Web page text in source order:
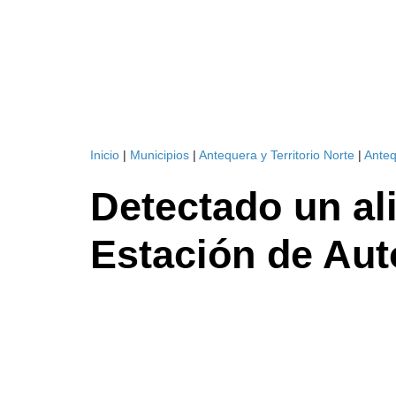
Inicio | Municipios | Antequera y Territorio Norte |
Detectado un
Estación de